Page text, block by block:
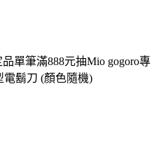
單筆滿888元抽Mio gogoro專
電鬍刀 (顏色隨機)